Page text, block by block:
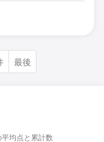
最後
均点と累計数